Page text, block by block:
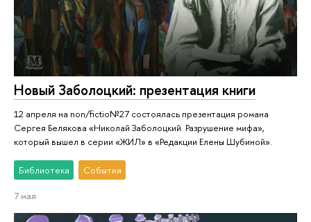
Новый Заболоцкий: презентация книги
12 апреля на non/fictio№27 состоялась презентация романа
Сергея Белякова «Николай Заболоцкий. Разрушение мифа»,
который вышел в серии «ЖИЛ» в «Редакции Елены Шубиной».
Библиотека События
7 мая